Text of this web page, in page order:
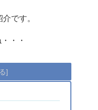
です。
・・